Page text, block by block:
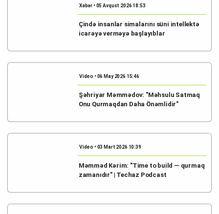
Xəbər • 05 Avqust 2026 18:53
Çində insanlar simalarını süni intellektə
icarəyə verməyə başlayıblar
Video • 06 May 2026 15:46
Şəhriyar Məmmədov: "Məhsulu Satmaq
Onu Qurmaqdan Daha Önəmlidir"
Video • 03 Mart 2026 10:39
Məmməd Kərim: "Time to build — qurmaq
zamanıdır" | Techaz Podcast